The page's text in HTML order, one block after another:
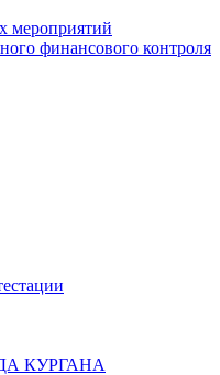
мероприятий
финансового контроля
КУРГАНА